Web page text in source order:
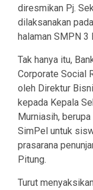
diresmikan Pj.
dilaksanakan
halaman SMPN 3
Tak hanya itu,
Corporate Social
oleh Direktur
kepada Kepala
Murniasih,
SimPel untuk
prasarana
Pitung.
Turut